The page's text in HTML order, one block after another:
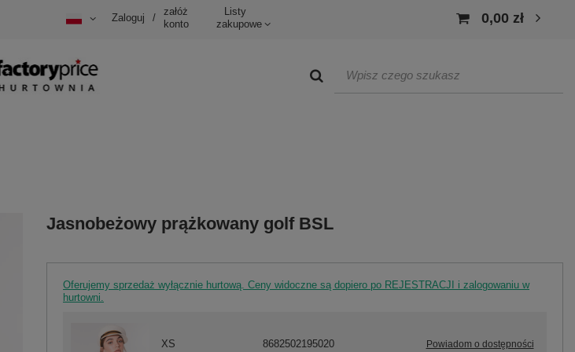
Zaloguj /
załóż
konto
Listy
zakupowe
0,00 zł
Jasnobeżowy prążkowany golf BSL
Oferujemy sprzedaż wyłącznie hurtową. Ceny widoczne są dopiero po REJESTRACJI i zalogowaniu w
hurtowni.
XS 8682502195020 Powiadom o dostępności